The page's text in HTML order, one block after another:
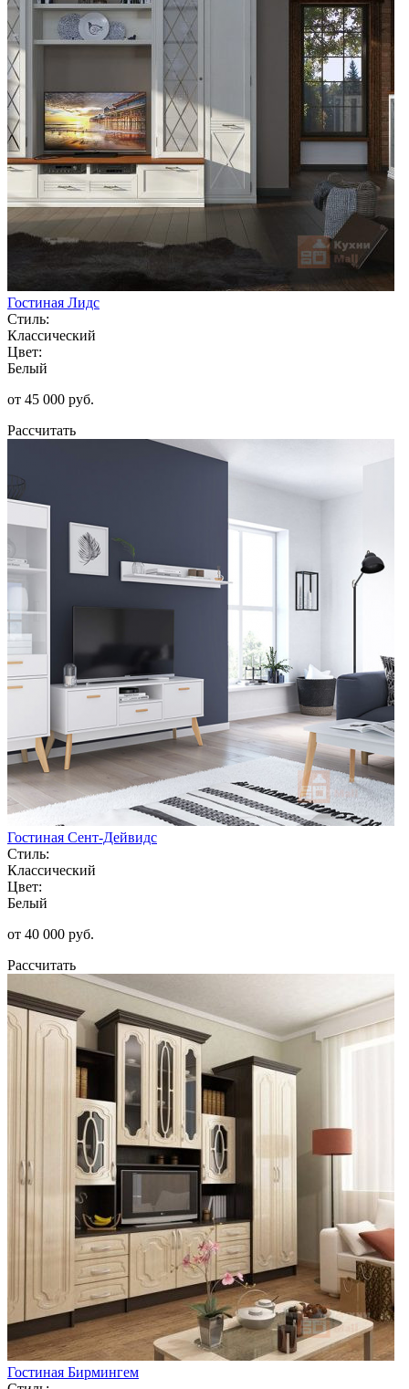
Гостиная Лидс
Стиль:
Классический
Цвет:
Белый
от 45 000 руб.
Рассчитать
Гостиная Сент-Дейвидс
Стиль:
Классический
Цвет:
Белый
от 40 000 руб.
Рассчитать
Гостиная Бирмингем